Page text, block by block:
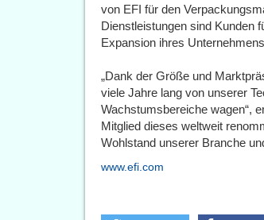
von EFI für den
Dienstleistungen sind Kunden
Expansion ihres
„Dank der Größe und
viele Jahre lang von unserer
Wachstumsbereiche wagen“,
Mitglied dieses weltweit
Wohlstand unserer Branche
www.efi.com